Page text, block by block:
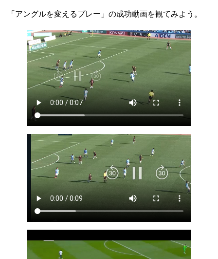
「アングルを変えるプレー」の成功動画を観てみよう。